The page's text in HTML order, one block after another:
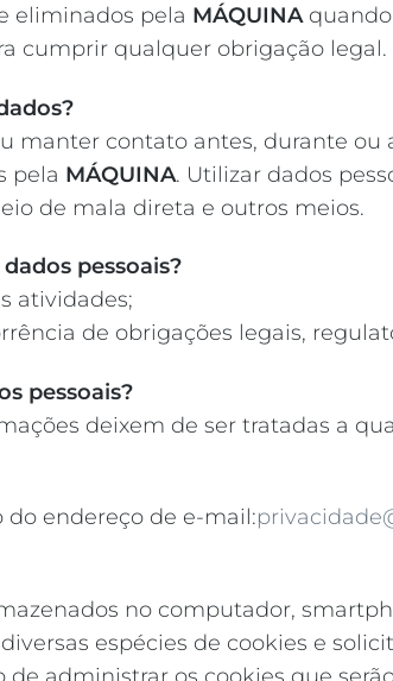
eliminados pela MÁQUINA
cumprir qualquer obrigação legal.
manter contato antes, durante
pela MÁQUINA. Utilizar dados
de mala direta e outros meios.
pessoais?
atividades;
de obrigações legais,
pessoais?
deixem de ser tratadas a
do endereço de e-mail:
no computador,
espécies de cookies e